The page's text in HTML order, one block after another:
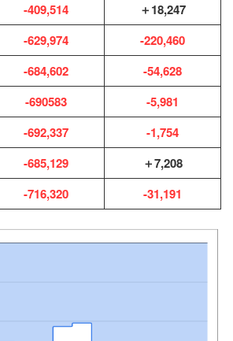
-409,514 ＋18,247
-629,974 -220,460
-684,602 -54,628
-690583 -5,981
-692,337 -1,754
-685,129 ＋7,208
-716,320 -31,191